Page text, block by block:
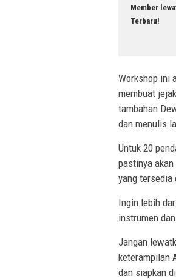
Member
Terbaru!
Workshop ini
membuat
tambahan
dan menulis
Untuk 20
pastinya
yang tersedia
Ingin lebih
instrumen
Jangan
keterampilan
dan siapkan